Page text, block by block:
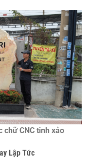
chữ CNC tinh xảo
Lập Tức